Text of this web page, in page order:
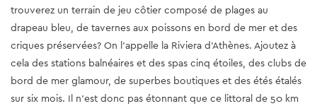
trouverez un terrain de jeu côtier composé de plages au
drapeau bleu, de tavernes aux poissons en bord de mer et des
criques préservées? On l’appelle la Riviera d’Athènes. Ajoutez à
cela des stations balnéaires et des spas cinq étoiles, des clubs de
bord de mer glamour, de superbes boutiques et des étés étalés
sur six mois. Il n’est donc pas étonnant que ce littoral de 50 km